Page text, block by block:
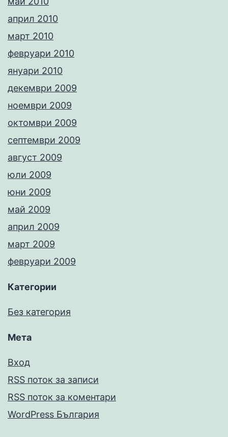
април 2010
март 2010
февруари 2010
януари 2010
декември 2009
ноември 2009
октомври 2009
септември 2009
август 2009
юли 2009
юни 2009
май 2009
април 2009
март 2009
февруари 2009
Категории
Без категория
Мета
Вход
RSS поток за записи
RSS поток за коментари
WordPress България